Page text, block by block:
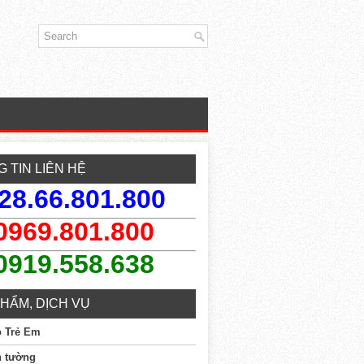
TIN LIÊN HỆ
DỊCH VỤ
Trẻ Em
tường